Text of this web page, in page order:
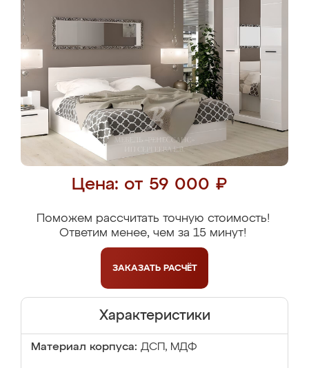
Цена: от 59 000 ₽
Поможем рассчитать точную стоимость!
Ответим менее, чем за 15 минут!
ЗАКАЗАТЬ РАСЧЁТ
Характеристики
Материал корпуса: ДСП, МДФ